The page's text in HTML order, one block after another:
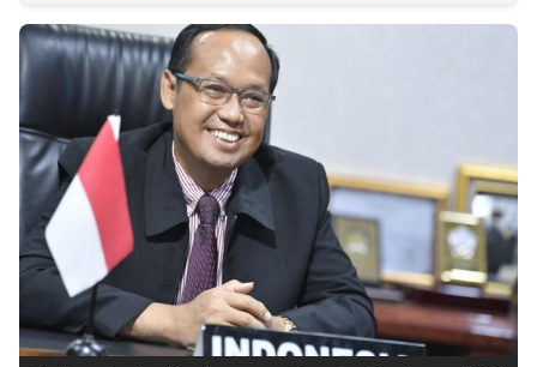
INDONESIA
Partner
Insight
NTB
Suara
Time
Lens
IDN
Daily
Jogja
Jalan
Rakyat
Idealita
News
Kita
Notice
Dinamikapost.com
Radar
Baru
Seedbacklink
Follow
Kabarbaru